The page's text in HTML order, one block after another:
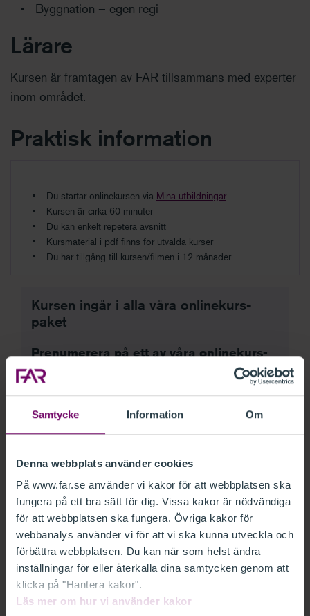
Samtycke Information Om
Denna webbplats använder cookies
På www.far.se använder vi kakor för att webbplatsen ska
fungera på ett bra sätt för dig. Vissa kakor är nödvändiga
för att webbplatsen ska fungera. Övriga kakor för
webbanalys använder vi för att vi ska kunna utveckla och
förbättra webbplatsen. Du kan när som helst ändra
inställningar för eller återkalla dina samtycken genom att
klicka på "Hantera kakor".
Läs mer om hur vi använder kakor
Byggnation – egen regi
Lärare
Kursen är framtagen av FAR tillsammans med experter
inom området.
Praktisk information
Du startar onlinekursen via Mina utbildningar
Kursen är cirka 60 minuter
Du kan enkelt repetera avsnitt
Kursmaterial i pdf finns för utvalda kurser
Du har tillgång till kursen/filmen i 12 månader
Kursen ingår i alla våra onlinekurs-
paket
Prenumerera på ett av våra onlinekurs-
paket och få:
onlinekurser
Relevanta nyhetswebbinarier
kompetens på ett smidigt och effektivt sätt.
SE VÅRA PAKET